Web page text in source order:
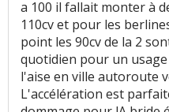
a 100 il fallait monter à
110cv et pour les
point les 90cv de la 2
quotidien pour un usage
l'aise en ville autoroute
L'accélération est